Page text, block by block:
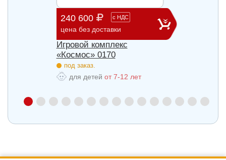
240 600 с НДС
цена без доставки
Игровой комплекс
«Космос» 0170
под заказ.
для детей от 7-12 лет